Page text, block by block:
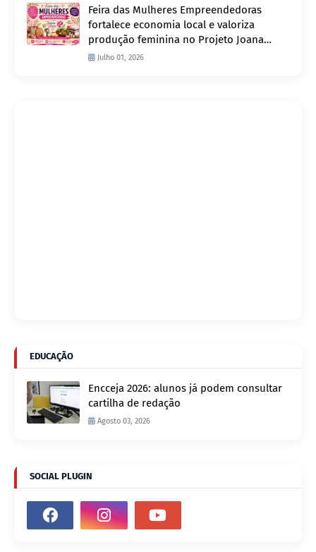
Feira das Mulheres Empreendedoras
fortalece economia local e valoriza
produção feminina no Projeto Joana
D’Arc
Julho 01, 2026
EDUCAÇÃO
Encceja 2026: alunos já podem consultar
cartilha de redação
Agosto 03, 2026
SOCIAL PLUGIN